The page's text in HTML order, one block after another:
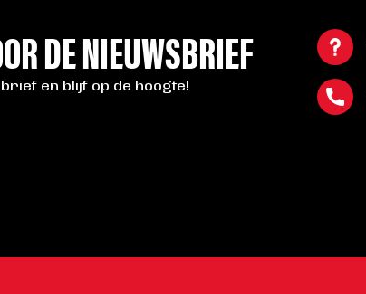
DE NIEUWSBRIEF
en blijf op de hoogte!